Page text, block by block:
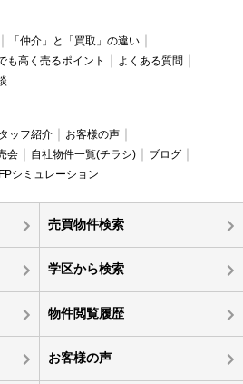
「仲介」と「買取」の違い
も高く売るポイント
よくある質問
ッフ紹介
お客様の声
会 自社物件一覧(チラシ)
ブログ
FPシミュレーション
売買物件検索
学区から検索
物件閲覧履歴
お客様の声